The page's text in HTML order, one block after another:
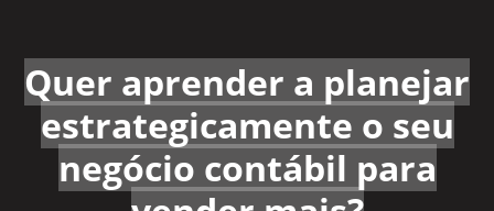
Quer aprender a planejar
estrategicamente o seu
negócio contábil para